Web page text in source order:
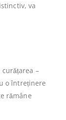
va
–
o întreținere
rămâne